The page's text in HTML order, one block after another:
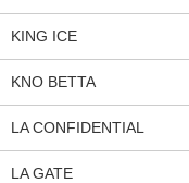
KING ICE
KNO BETTA
LA CONFIDENTIAL
LA GATE